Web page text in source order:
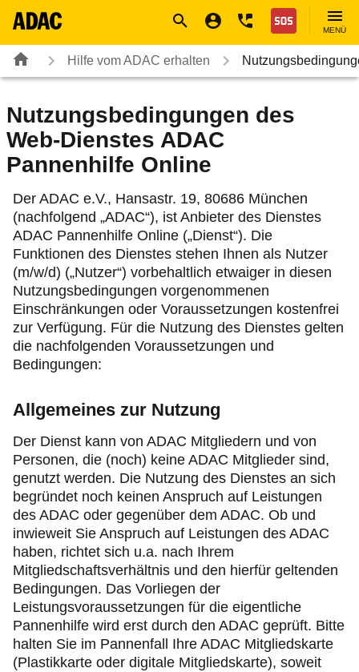
Nothilfe
MENÜ
Hilfe vom ADAC erhalten
Nutzungsbedingungen des
Web-Dienstes ADAC
Pannenhilfe Online
Der ADAC e.V., Hansastr. 19, 80686 München
(nachfolgend „ADAC“), ist Anbieter des Dienstes
ADAC Pannenhilfe Online („Dienst“). Die
Funktionen des Dienstes stehen Ihnen als Nutzer
(m/w/d) („Nutzer“) vorbehaltlich etwaiger in diesen
Nutzungsbedingungen vorgenommenen
Einschränkungen oder Voraussetzungen kostenfrei
zur Verfügung. Für die Nutzung des Dienstes gelten
die nachfolgenden Voraussetzungen und
Bedingungen:
Allgemeines zur Nutzung
Der Dienst kann von ADAC Mitgliedern und von
Personen, die (noch) keine ADAC Mitglieder sind,
genutzt werden. Die Nutzung des Dienstes an sich
begründet noch keinen Anspruch auf Leistungen
des ADAC oder gegenüber dem ADAC. Ob und
inwieweit Sie Anspruch auf Leistungen des ADAC
haben, richtet sich u.a. nach Ihrem
Mitgliedschaftsverhältnis und den hierfür geltenden
Bedingungen. Das Vorliegen der
Leistungsvoraussetzungen für die eigentliche
Pannenhilfe wird erst durch den ADAC geprüft. Bitte
halten Sie im Pannenfall Ihre ADAC Mitgliedskarte
(Plastikkarte oder digitale Mitgliedskarte), soweit